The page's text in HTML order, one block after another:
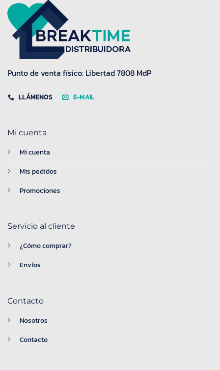
Punto de venta físico: Libertad 7808 MdP
LLÁMENOS E-MAIL
Mi cuenta
Mi cuenta
Mis pedidos
Promociones
Servicio al cliente
¿Cómo comprar?
Envíos
Contacto
Nosotros
Contacto